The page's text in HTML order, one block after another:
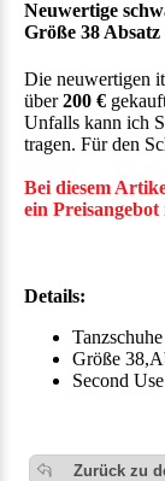
Neuwertige
Größe 38 Absatz
Die neuwertigen
über200 €
Unfalls kann ich
tragen. Für den
Bei diesem
ein Preisangebot
Details:
Tanzschuhe
Größe
Second Use
Zurück zu